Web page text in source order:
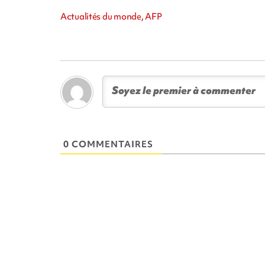
Actualités du monde, AFP
0 COMMENTAIRES